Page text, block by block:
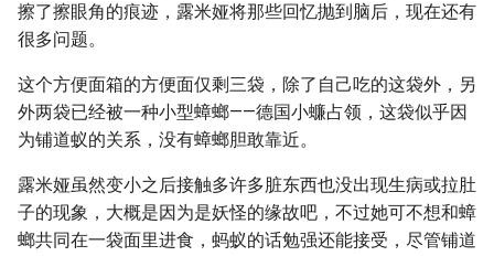
擦了擦眼角的痕迹，露米娅将那些回忆抛到脑后，现在还有
很多问题。
这个方便面箱的方便面仅剩三袋，除了自己吃的这袋外，另
外两袋已经被一种小型蟑螂——德国小蠊占领，这袋似乎因
为铺道蚁的关系，没有蟑螂胆敢靠近。
露米娅虽然变小之后接触多许多脏东西也没出现生病或拉肚
子的现象，大概是因为是妖怪的缘故吧，不过她可不想和蟑
螂共同在一袋面里进食，蚂蚁的话勉强还能接受，尽管铺道